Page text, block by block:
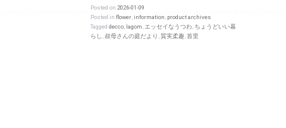
Posted on 2026-01-09
Posted in flower, information, product archives
Tagged decco, lagom,エッセイなうつわ, ちょうどいい暮
らし,叔母さんの庭だより ,質実柔趣,首里